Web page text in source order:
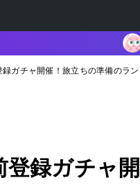
録ガチャ開催！旅立ちの準備のラ
登録ガチャ